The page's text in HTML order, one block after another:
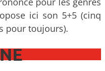
ici son 5+5 (cinq
pour toujours).